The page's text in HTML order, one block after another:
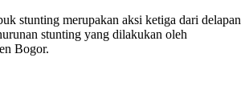
stunting merupakan aksi ketiga dari delapan
stunting yang dilakukan oleh
Bogor.